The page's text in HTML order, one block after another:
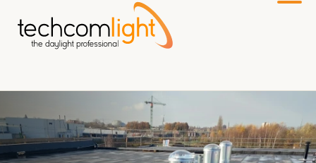
Do
głównej
treści